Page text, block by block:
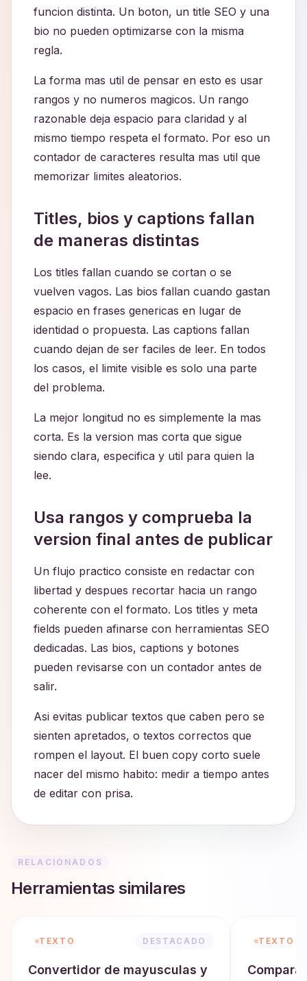
funcion distinta. Un boton, un title SEO y una
bio no pueden optimizarse con la misma
regla.
La forma mas util de pensar en esto es usar
rangos y no numeros magicos. Un rango
razonable deja espacio para claridad y al
mismo tiempo respeta el formato. Por eso un
contador de caracteres resulta mas util que
memorizar limites aleatorios.
Titles, bios y captions fallan
de maneras distintas
Los titles fallan cuando se cortan o se
vuelven vagos. Las bios fallan cuando gastan
espacio en frases genericas en lugar de
identidad o propuesta. Las captions fallan
cuando dejan de ser faciles de leer. En todos
los casos, el limite visible es solo una parte
del problema.
La mejor longitud no es simplemente la mas
corta. Es la version mas corta que sigue
siendo clara, especifica y util para quien la
lee.
Usa rangos y comprueba la
version final antes de publicar
Un flujo practico consiste en redactar con
libertad y despues recortar hacia un rango
coherente con el formato. Los titles y meta
fields pueden afinarse con herramientas SEO
dedicadas. Las bios, captions y botones
pueden revisarse con un contador antes de
salir.
Asi evitas publicar textos que caben pero se
sienten apretados, o textos correctos que
rompen el layout. El buen copy corto suele
nacer del mismo habito: medir a tiempo antes
de editar con prisa.
RELACIONADOS
Herramientas similares
TEXTO DESTACADO
Convertidor de mayusculas y
TEXTO